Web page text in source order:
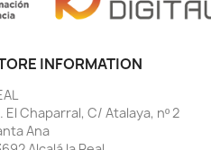
INFORMATION
El Chaparral, C/ Atalaya, nº 2
Ana